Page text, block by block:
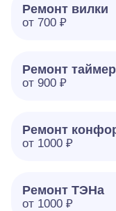
Ремонт вилки
от 700 ₽
Ремонт
от 900 ₽
Ремонт
от 1000 ₽
Ремонт ТЭНа
от 1000 ₽